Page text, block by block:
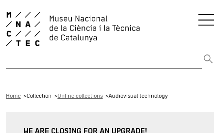
Home Collection Online collections Audiovisual technology
WE ARE CLOSING FOR AN UPGRADE!